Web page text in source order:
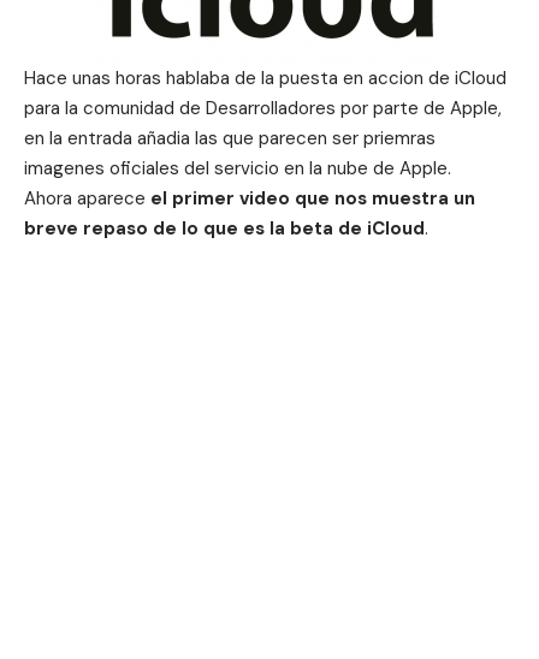
Hace unas horas hablaba de la puesta en accion de iCloud
para la comunidad de Desarrolladores por parte de Apple,
en la entrada añadia las que parecen ser priemras
imagenes oficiales del servicio en la nube de Apple.
Ahora aparece el primer video que nos muestra un
breve repaso de lo que es la beta de iCloud.